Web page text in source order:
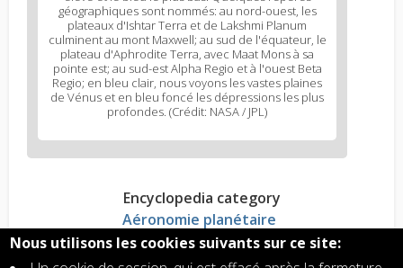
géographiques sont nommés: au nord-ouest, les
plateaux d'Ishtar Terra et de Lakshmi Planum
culminent au mont Maxwell; au sud de l'équateur, le
plateau d'Aphrodite Terra, avec Maat Mons à sa
pointe est; au sud-est Alpha Regio et à l'ouest Beta
Regio; en bleu clair, nous voyons les vastes plaines
de Vénus et en bleu foncé les dépressions les plus
profondes. (Crédit: NASA / JPL)
Encyclopedia category
Aéronomie planétaire
Nous utilisons les cookies suivants sur ce site: